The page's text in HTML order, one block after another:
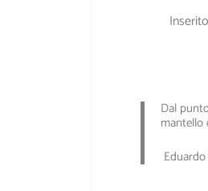
Dal
mantello